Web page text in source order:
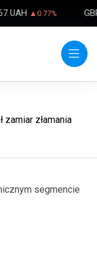
UAH ▲0.77%
zamiar złamania